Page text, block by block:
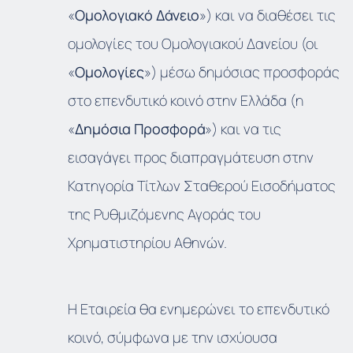
«Ομολογιακό Δάνειο») και να διαθέσει τις
ομολογίες του Ομολογιακού Δανείου (οι
«Ομολογίες») μέσω δημόσιας προσφοράς
στο επενδυτικό κοινό στην Ελλάδα (η
«Δημόσια Προσφορά») και να τις
εισαγάγει προς διαπραγμάτευση στην
Κατηγορία Τίτλων Σταθερού Εισοδήματος
της Ρυθμιζόμενης Αγοράς του
Χρηματιστηρίου Αθηνών.
Η Εταιρεία θα ενημερώνει το επενδυτικό
κοινό, σύμφωνα με την ισχύουσα